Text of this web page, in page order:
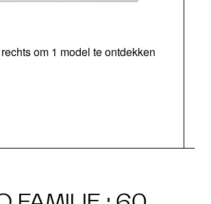
om 1 model te ontdekken